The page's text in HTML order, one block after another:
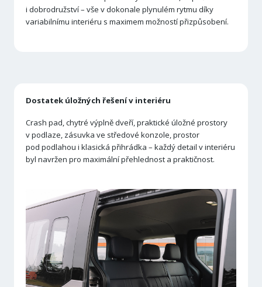
i dobrodružství – vše v dokonale plynulém rytmu díky
variabilnímu interiéru s maximem možností přizpůsobení.
Dostatek úložných řešení v interiéru
Crash pad, chytré výplně dveří, praktické úložné prostory
v podlaze, zásuvka ve středové konzole, prostor
pod podlahou i klasická přihrádka – každý detail v interiéru
byl navržen pro maximální přehlednost a praktičnost.